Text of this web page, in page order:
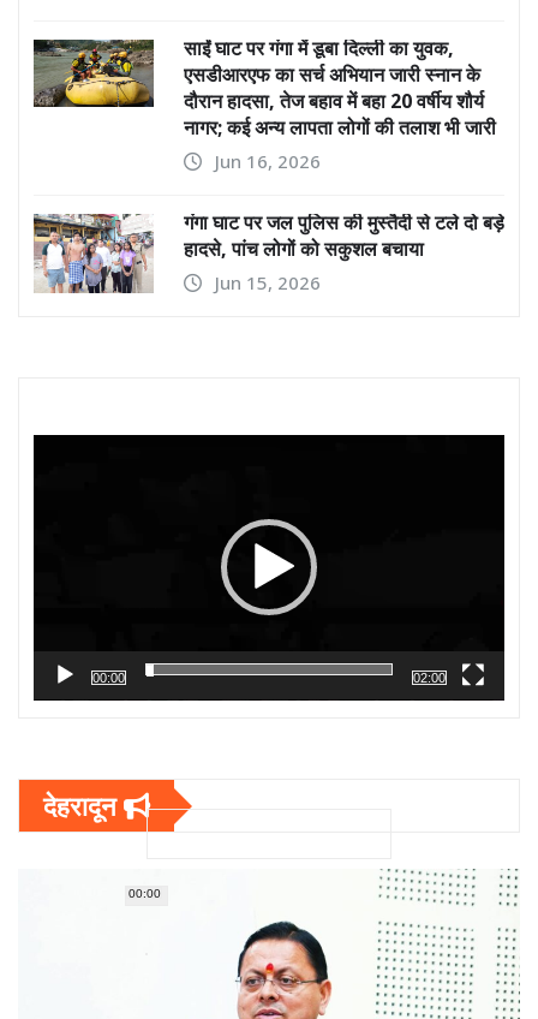
साईं घाट पर गंगा में डूबा दिल्ली का युवक,
एसडीआरएफ का सर्च अभियान जारी स्नान के
दौरान हादसा, तेज बहाव में बहा 20 वर्षीय शौर्य
नागर; कई अन्य लापता लोगों की तलाश भी जारी
Jun 16, 2026
गंगा घाट पर जल पुलिस की मुस्तैदी से टले दो बड़े
हादसे, पांच लोगों को सकुशल बचाया
Jun 15, 2026
00:00
00:00
02:00
देहरादून